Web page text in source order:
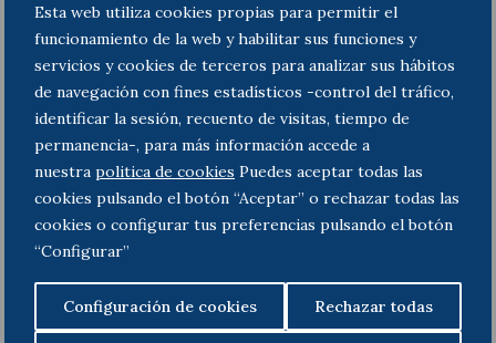
Esta web utiliza cookies propias para permitir el
funcionamiento de la web y habilitar sus funciones y
servicios y cookies de terceros para analizar sus hábitos
de navegación con fines estadísticos -control del tráfico,
identificar la sesión, recuento de visitas, tiempo de
permanencia-, para más información accede a
nuestra politica de cookies Puedes aceptar todas las
cookies pulsando el botón “Aceptar” o rechazar todas las
cookies o configurar tus preferencias pulsando el botón
“Configurar”
Configuración de cookies Rechazar todas
Siguiente
Anterior